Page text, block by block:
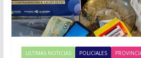
ULTIMAS NOTICIAS POLICIALES